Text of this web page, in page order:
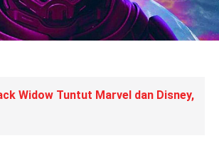
Widow Tuntut Marvel dan Disney,